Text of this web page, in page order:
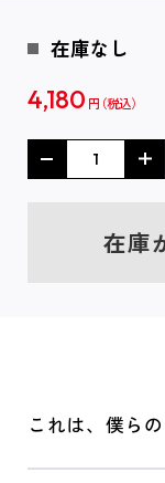
在庫なし
4,180 円
在庫
これは、僕ら